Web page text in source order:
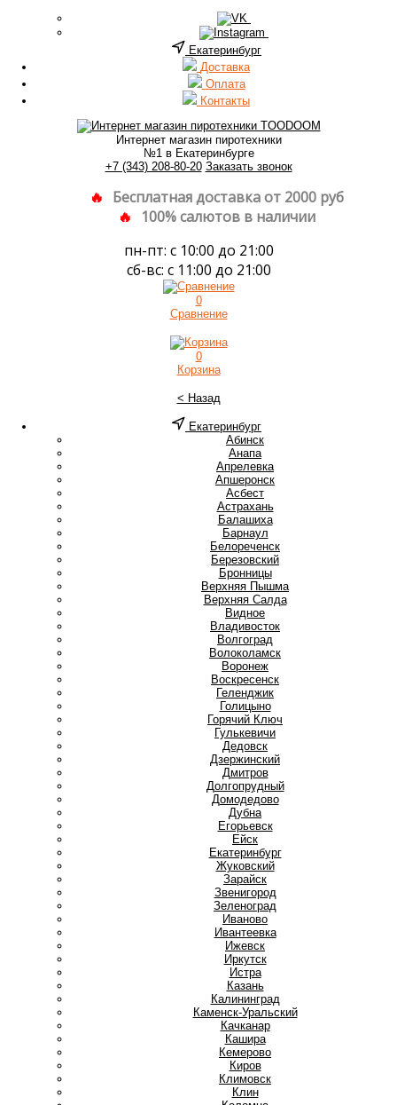
Екатеринбург
Доставка
Оплата
Контакты
Интернет магазин пиротехники
№1 в Екатеринбурге
+7 (343) 208-80-20 Заказать звонок
Бесплатная доставка от 2000 руб
100% салютов в наличии
пн-пт: с 10:00 до 21:00
сб-вс: с 11:00 до 21:00
0
Сравнение
0
Корзина
< Назад
Екатеринбург
Абинск
Анапа
Апрелевка
Апшеронск
Асбест
Астрахань
Балашиха
Барнаул
Белореченск
Березовский
Бронницы
Верхняя Пышма
Верхняя Салда
Видное
Владивосток
Волгоград
Волоколамск
Воронеж
Воскресенск
Геленджик
Голицыно
Горячий Ключ
Гулькевичи
Дедовск
Дзержинский
Дмитров
Долгопрудный
Домодедово
Дубна
Егорьевск
Ейск
Екатеринбург
Жуковский
Зарайск
Звенигород
Зеленоград
Иваново
Ивантеевка
Ижевск
Иркутск
Истра
Казань
Калининград
Каменск-Уральский
Качканар
Кашира
Кемерово
Киров
Климовск
Клин